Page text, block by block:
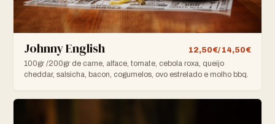
Johnny English
12,50€/ 14,50€
100gr /200gr de carne, alface, tomate, cebola roxa, queijo
cheddar, salsicha, bacon, cogumelos, ovo estrelado e molho bbq.